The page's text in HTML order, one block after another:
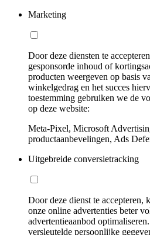
Marketing
Door deze diensten te
gesponsorde inhoud of
producten weergeven op basis
winkelgedrag en het succes
toestemming gebruiken we de
op deze website:
Meta-Pixel, Microsoft
productaanbevelingen, Ads
Uitgebreide conversietracking
Door deze dienst te accepteren,
onze online advertenties beter
advertentieaanbod
versleutelde persoonlijke